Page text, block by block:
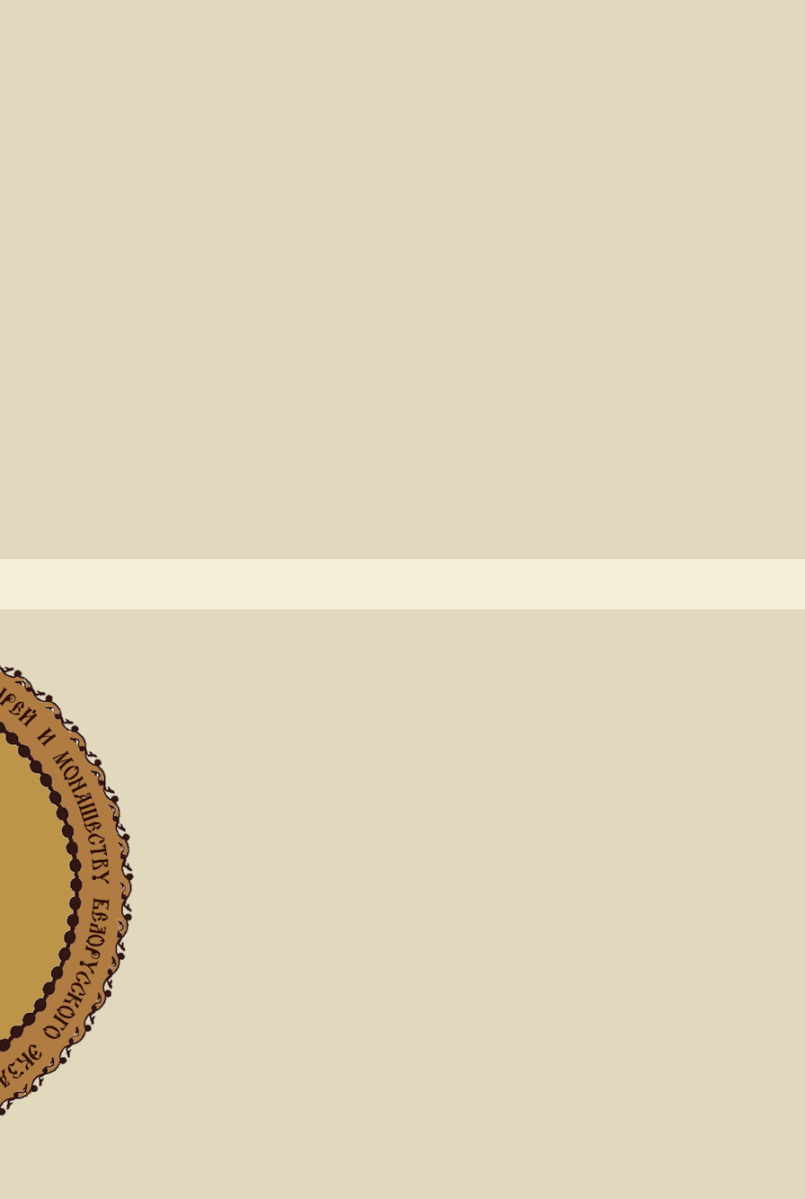
Бресте наградили монашествующих, принимавших активное участие в подготовке
визита
30.06.2026
далее